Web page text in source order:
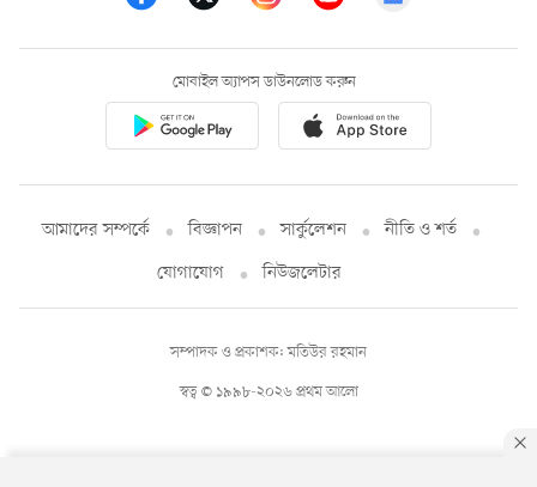
মোবাইল অ্যাপস ডাউনলোড করুন
আমাদের সম্পর্কে বিজ্ঞাপন সার্কুলেশন
নীতি ও শর্ত
যোগাযোগ
নিউজলেটার
স্বত্ব © ১৯৯৮-২০২৬ প্রথম আলো
সম্পাদক ও প্রকাশক: মতিউর রহমান